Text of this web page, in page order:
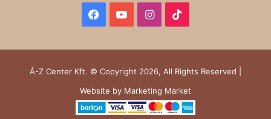
Facebook
YouTubeInstagram
Á-Z Center Kft. © Copyright 2026, All Rights Reserved |
Website by Marketing Market